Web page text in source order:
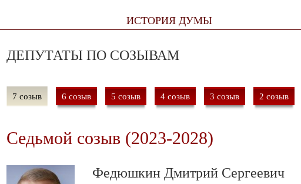
ИСТОРИЯ ДУМЫ
ДЕПУТАТЫ ПО СОЗЫВАМ
7 созыв 6 созыв 5 созыв 4 созыв 3 созыв 2 созыв
Седьмой созыв (2023-2028)
Федюшкин Дмитрий Сергеевич